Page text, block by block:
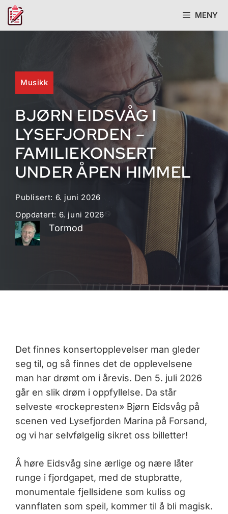
Hopp
MENY
Musikk
BJØRN EIDSVÅG I
LYSEFJORDEN –
FAMILIEKONSERT
UNDER ÅPEN HIMMEL
Publisert: 6. juni 2026
Oppdatert: 6. juni 2026
Tormod
Det finnes konsertopplevelser man gleder
seg til, og så finnes det de opplevelsene
man har drømt om i årevis. Den 5. juli 2026
går en slik drøm i oppfyllelse. Da står
selveste «rockepresten» Bjørn Eidsvåg på
scenen ved Lysefjorden Marina på Forsand,
og vi har selvfølgelig sikret oss billetter!
Å høre Eidsvåg sine ærlige og nære låter
runge i fjordgapet, med de stupbratte,
monumentale fjellsidene som kuliss og
vannflaten som speil, kommer til å bli magisk.